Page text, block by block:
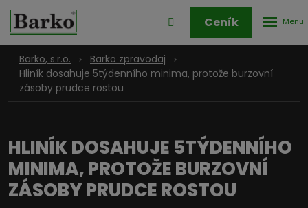
Přihlášení
zóny
Ceník
Barko, s.r.o.
Barko zpravodaj
Hliník dosahuje 5týdenního minima, protože burzovní
zásoby prudce rostou
HLINÍK DOSAHUJE 5TÝDENNÍHO
MINIMA, PROTOŽE BURZOVNÍ
ZÁSOBY PRUDCE ROSTOU